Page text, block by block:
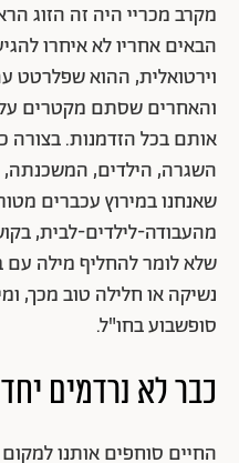
מקרב מכריי היה זה הזוג
הבאים אחריו לא איחרו
וירטואלית, ההוא
והאחרים שסתם מקטרים על
אותם בכל הזדמנות. בצורה
השגרה, הילדים,
שאנחנו במירוץ עכברים
מהעבודה-לילדים-לבית,
שלא לומר להחליף מילה עם
נשיקה או חלילה טוב מכך,
סופשבוע בחו"ל.
כבר לא נרדמים יחד
החיים סוחפים אותנו